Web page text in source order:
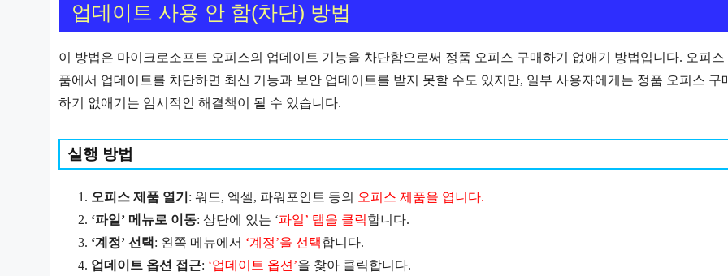
업데이트 사용 안 함(차단) 방법
이 방법은 마이크로소프트 오피스의 업데이트 기능을 차단함으로써 정품 오피스 구매하기 없애기 방법입니다. 오피스
품에서 업데이트를 차단하면 최신 기능과 보안 업데이트를 받지 못할 수도 있지만, 일부 사용자에게는 정품 오피스 구
하기 없애기는 임시적인 해결책이 될 수 있습니다.
실행 방법
오피스 제품 열기 : 워드, 엑셀, 파워포인트 등의 오피스 제품을 엽니다.
‘파일’ 메뉴로 이동: 상단에 있는 ‘파일’ 탭을 클릭합니다.
‘계정’ 선택: 왼쪽 메뉴에서 ‘계정’을 선택합니다.
업데이트 옵션 접근: ‘업데이트 옵션’을 찾아 클릭합니다.